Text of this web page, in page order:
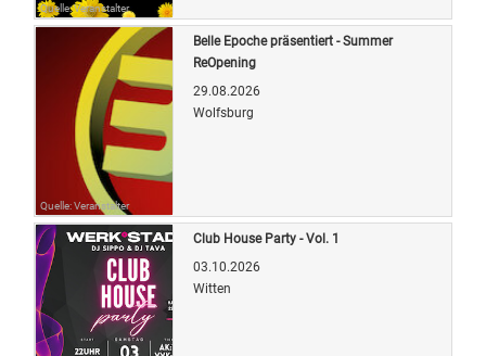
Quelle: Veranstalter
Quelle: Veranstalter
Belle Epoche präsentiert - Summer
ReOpening
29.08.2026
Wolfsburg
Club House Party - Vol. 1
03.10.2026
Witten